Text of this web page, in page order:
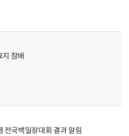
지 참배
3·15의거기념 전국백일장대회 결과 알림